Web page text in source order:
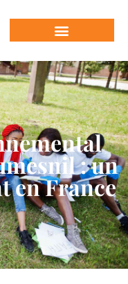
: un
en France